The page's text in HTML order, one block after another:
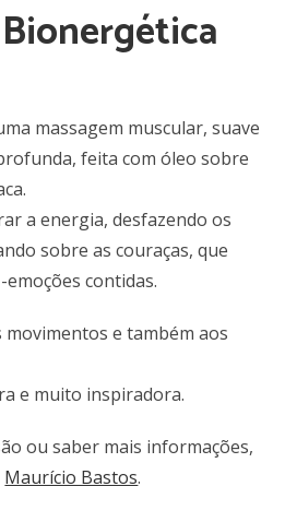
massagem muscular, suave
feita com óleo sobre
a energia, desfazendo os
sobre as couraças, que
contidas.
e também aos
e muito inspiradora.
ou saber mais informações,
Maurício Bastos.